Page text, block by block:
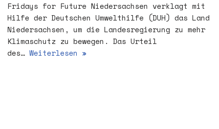
Fridays for Future Niedersachsen verklagt mit
Hilfe der Deutschen Umwelthilfe (DUH) das Land
Niedersachsen, um die Landesregierung zu mehr
Klimaschutz zu bewegen. Das Urteil
des… Weiterlesen »